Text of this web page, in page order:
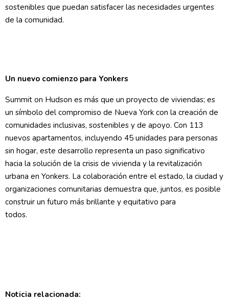
sostenibles que puedan satisfacer las necesidades urgentes
de la comunidad.
Un nuevo comienzo para Yonkers
Summit on Hudson es más que un proyecto de viviendas; es
un símbolo del compromiso de Nueva York con la creación de
comunidades inclusivas, sostenibles y de apoyo. Con 113
nuevos apartamentos, incluyendo 45 unidades para personas
sin hogar, este desarrollo representa un paso significativo
hacia la solución de la crisis de vivienda y la revitalización
urbana en Yonkers. La colaboración entre el estado, la ciudad y
organizaciones comunitarias demuestra que, juntos, es posible
construir un futuro más brillante y equitativo para
todos.
Noticia relacionada: